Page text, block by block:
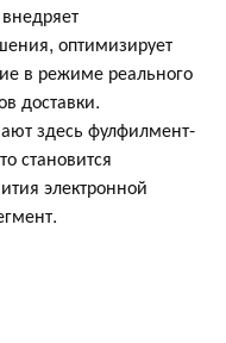
оптимизирует
в режиме реального
доставки.
здесь фулфилмент-
становится
электронной